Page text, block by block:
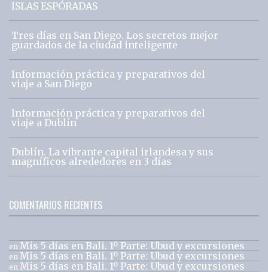
ISLAS ESPÓRADAS
Tres días en San Diego. Los secretos mejor
guardados de la ciudad inteligente
Información práctica y preparativos del
viaje a San Diego
Información práctica y preparativos del
viaje a Dublín
Dublín. La vibrante capital irlandesa y sus
magníficos alrededores en 3 días
COMENTARIOS RECIENTES
en Mis 5 días en Bali. 1º Parte: Ubud y excursiones
en Mis 5 días en Bali. 1º Parte: Ubud y excursiones
en Mis 5 días en Bali. 1º Parte: Ubud y excursiones